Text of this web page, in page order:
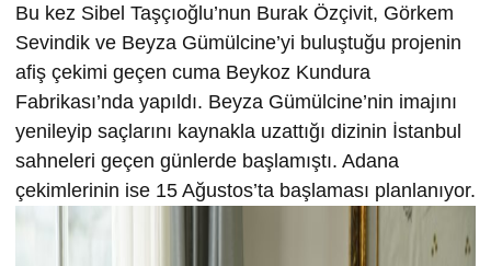
Bu kez Sibel Taşçıoğlu’nun Burak Özçivit, Görkem
Sevindik ve Beyza Gümülcine’yi buluştuğu projenin
afiş çekimi geçen cuma Beykoz Kundura
Fabrikası’nda yapıldı. Beyza Gümülcine’nin imajını
yenileyip saçlarını kaynakla uzattığı dizinin İstanbul
sahneleri geçen günlerde başlamıştı. Adana
çekimlerinin ise 15 Ağustos’ta başlaması planlanıyor.